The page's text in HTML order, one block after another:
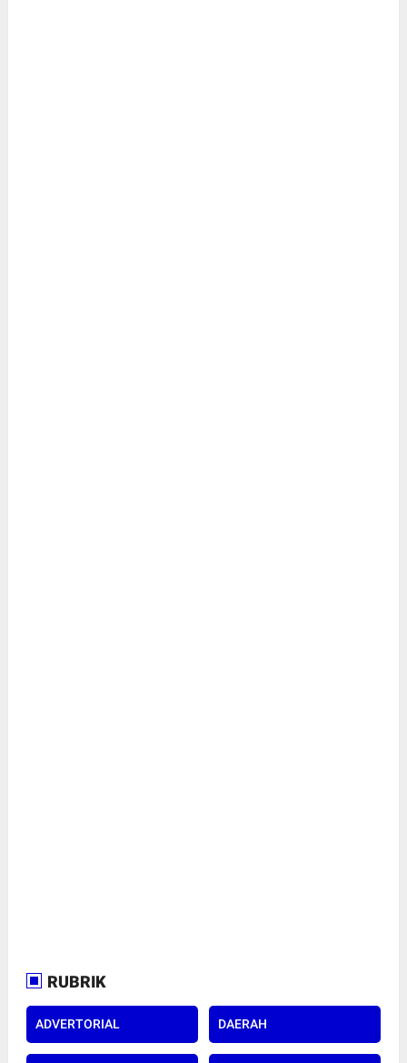
RUBRIK
ADVERTORIAL DAERAH